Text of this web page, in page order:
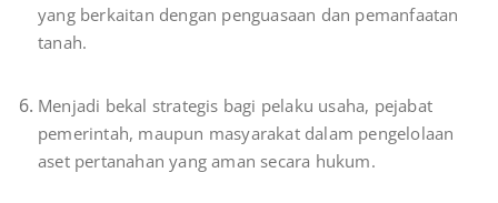
yang berkaitan dengan penguasaan dan pemanfaatan
tanah.
Menjadi bekal strategis bagi pelaku usaha, pejabat
pemerintah, maupun masyarakat dalam pengelolaan
aset pertanahan yang aman secara hukum.